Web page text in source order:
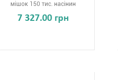
мішок 150 тис. насінин
7 327.00 грн